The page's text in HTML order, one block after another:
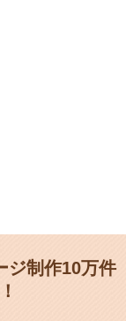
ジ制作10万件